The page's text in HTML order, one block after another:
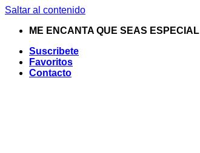
Saltar al contenido
ME ENCANTA QUE SEAS ESPECIAL
Suscribete
Favoritos
Contacto